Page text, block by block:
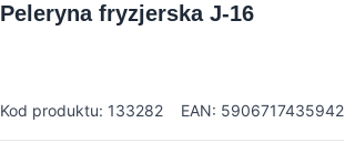
Peleryna fryzjerska J-16
Kod produktu: 133282 EAN: 5906717435942